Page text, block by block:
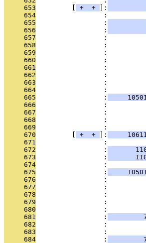
     653
+ + ]:
     654
:
     655
                 :
     656
                 :
     657
:
     658
:
     659
:
     660
:
     661
:
     662
:
     663
:
     664
:
     665
                 :
     666
:
     667
:
     668
:
     669
:
     670
+ + ]:
     671
:
     672
                 :
     673
                 :
     674
:
     675
                 :
     676
:
     677
:
     678
:
     679
:
     680
:
     681
                 :
     682
:
     683
:
     684
                 :